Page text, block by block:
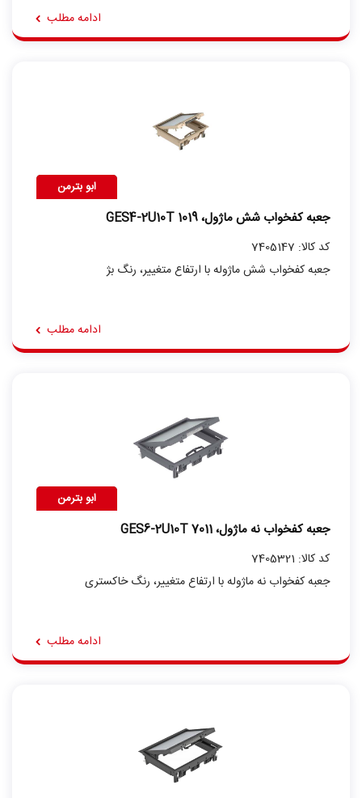
ادامه مطلب
ابو بترمن
جعبه کفخواب شش ماژول، GES4-2U10T 1019
کد کالا: 7405147
جعبه کفخواب شش ماژوله با ارتفاع متغییر، رنگ بژ
ادامه مطلب
ابو بترمن
جعبه کفخواب نه ماژول، GES6-2U10T 7011
کد کالا: 7405321
جعبه کفخواب نه ماژوله با ارتفاع متغییر، رنگ خاکستری
ادامه مطلب